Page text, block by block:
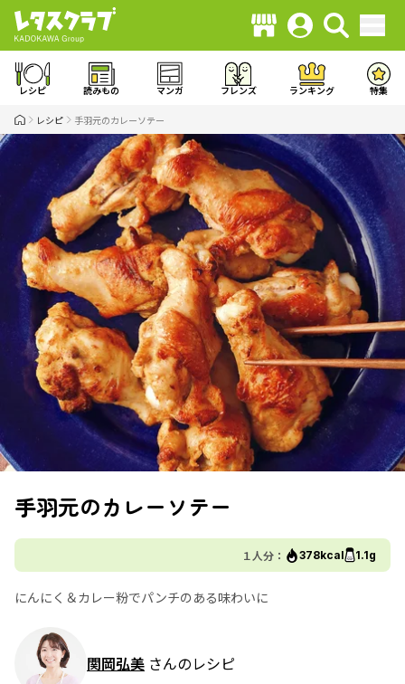
レシピ 読みもの マンガ フレンズ ランキング 特集
レシピ 手羽元のカレーソテー
手羽元のカレーソテー
１人分： 378kcal 1.1g
にんにく＆カレー粉でパンチのある味わいに
関岡弘美 さんのレシピ